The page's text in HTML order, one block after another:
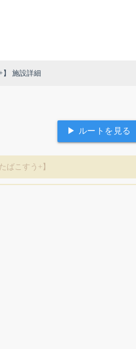
施設詳細
▶ ルートを見る
ばこすう+】